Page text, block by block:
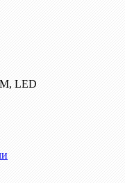
LED